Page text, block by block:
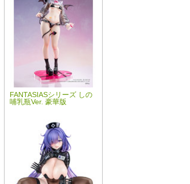
FANTASIASシリーズ しの
哺乳瓶Ver. 豪華版